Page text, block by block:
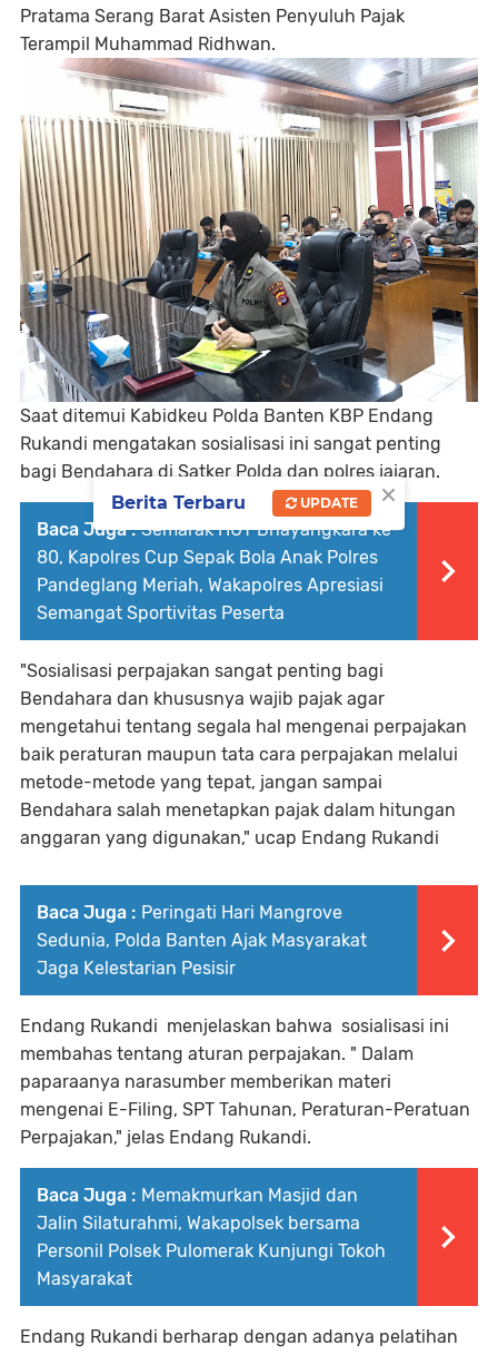
Pratama Serang Barat Asisten Penyuluh Pajak
Terampil Muhammad Ridhwan.
Saat ditemui Kabidkeu Polda Banten KBP Endang
Rukandi mengatakan sosialisasi ini sangat penting
bagi Bendahara di Satker Polda dan polres jajaran.
Baca Juga : Semarak HUT Bhayangkara ke-
80, Kapolres Cup Sepak Bola Anak Polres
Pandeglang Meriah, Wakapolres Apresiasi
Semangat Sportivitas Peserta
"Sosialisasi perpajakan sangat penting bagi
Bendahara dan khususnya wajib pajak agar
mengetahui tentang segala hal mengenai perpajakan
baik peraturan maupun tata cara perpajakan melalui
metode-metode yang tepat, jangan sampai
Bendahara salah menetapkan pajak dalam hitungan
anggaran yang digunakan," ucap Endang Rukandi
Baca Juga : Peringati Hari Mangrove
Sedunia, Polda Banten Ajak Masyarakat
Jaga Kelestarian Pesisir
Endang Rukandi menjelaskan bahwa sosialisasi ini
membahas tentang aturan perpajakan. " Dalam
paparaanya narasumber memberikan materi
mengenai E-Filing, SPT Tahunan, Peraturan-Peratuan
Perpajakan," jelas Endang Rukandi.
Baca Juga : Memakmurkan Masjid dan
Jalin Silaturahmi, Wakapolsek bersama
Personil Polsek Pulomerak Kunjungi Tokoh
Masyarakat
Endang Rukandi berharap dengan adanya pelatihan
×
Berita Terbaru UPDATE